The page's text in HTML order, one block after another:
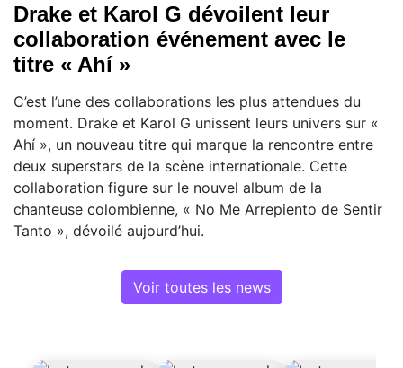
Drake et Karol G dévoilent leur
collaboration événement avec le
titre « Ahí »
C’est l’une des collaborations les plus attendues du
moment. Drake et Karol G unissent leurs univers sur «
Ahí », un nouveau titre qui marque la rencontre entre
deux superstars de la scène internationale. Cette
collaboration figure sur le nouvel album de la
chanteuse colombienne, « No Me Arrepiento de Sentir
Tanto », dévoilé aujourd’hui.
Voir toutes les news